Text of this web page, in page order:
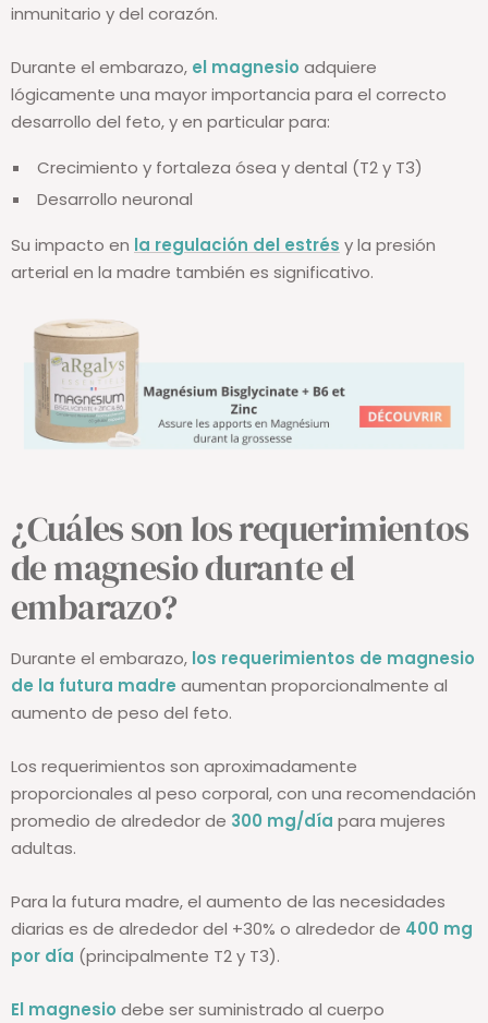
inmunitario y del corazón.
Durante el embarazo, el magnesio adquiere
lógicamente una mayor importancia para el correcto
desarrollo del feto, y en particular para:
Crecimiento y fortaleza ósea y dental (T2 y T3)
Desarrollo neuronal
Su impacto en la regulación del estrés y la presión
arterial en la madre también es significativo.
¿Cuáles son los requerimientos
de magnesio durante el
embarazo?
Durante el embarazo, los requerimientos de magnesio
de la futura madre aumentan proporcionalmente al
aumento de peso del feto.
Los requerimientos son aproximadamente
proporcionales al peso corporal, con una recomendación
promedio de alrededor de 300 mg/día para mujeres
adultas.
Para la futura madre, el aumento de las necesidades
diarias es de alrededor del +30% o alrededor de 400 mg
por día (principalmente T2 y T3).
El magnesio debe ser suministrado al cuerpo